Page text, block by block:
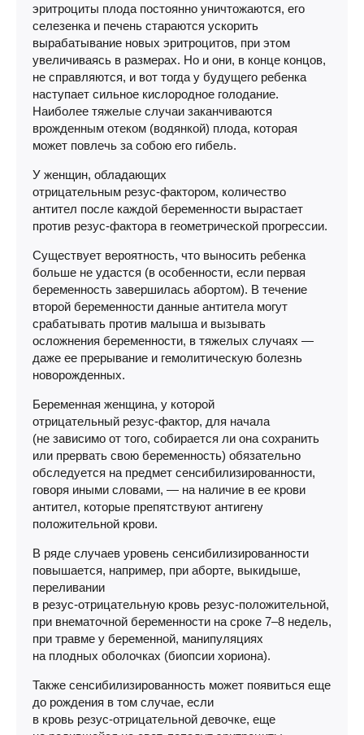
эритроциты плода постоянно уничтожаются, его
селезенка и печень стараются ускорить
вырабатывание новых эритроцитов, при этом
увеличиваясь в размерах. Но и они, в конце концов,
не справляются, и вот тогда у будущего ребенка
наступает сильное кислородное голодание.
Наиболее тяжелые случаи заканчиваются
врожденным отеком (водянкой) плода, которая
может повлечь за собою его гибель.
У женщин, обладающих
отрицательным резус-фактором, количество
антител после каждой беременности вырастает
против резус-фактора в геометрической прогрессии.
Существует вероятность, что выносить ребенка
больше не удастся (в особенности, если первая
беременность завершилась абортом). В течение
второй беременности данные антитела могут
срабатывать против малыша и вызывать
осложнения беременности, в тяжелых случаях —
даже ее прерывание и гемолитическую болезнь
новорожденных.
Беременная женщина, у которой
отрицательный резус-фактор, для начала
(не зависимо от того, собирается ли она сохранить
или прервать свою беременность) обязательно
обследуется на предмет сенсибилизированности,
говоря иными словами, — на наличие в ее крови
антител, которые препятствуют антигену
положительной крови.
В ряде случаев уровень сенсибилизированности
повышается, например, при аборте, выкидыше,
переливании
в резус-отрицательную кровь резус-положительной,
при внематочной беременности на сроке 7–8 недель,
при травме у беременной, манипуляциях
на плодных оболочках (биопсии хориона).
Также сенсибилизированность может появиться еще
до рождения в том случае, если
в кровь резус-отрицательной девочке, еще